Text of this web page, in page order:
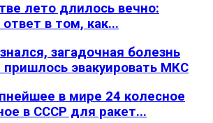
лето длилось вечно:
в том, как...
загадочная болезнь
эвакуировать МКС
в мире 24 колесное
в СССР для ракет...